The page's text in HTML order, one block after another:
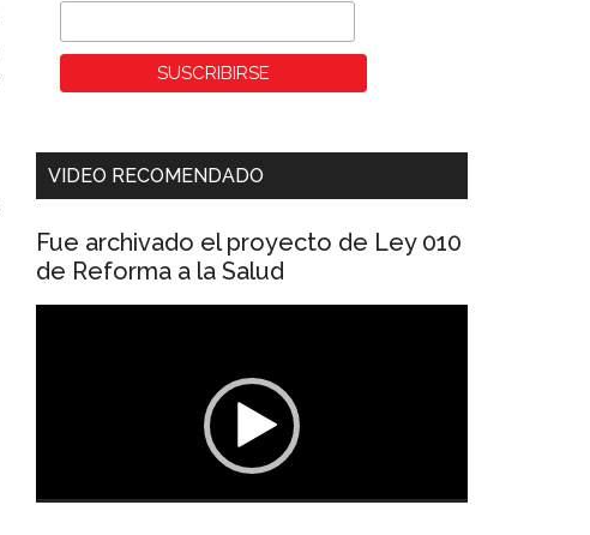
VIDEO RECOMENDADO
Fue archivado el proyecto de Ley 010
de Reforma a la Salud